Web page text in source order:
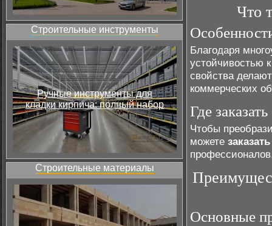
Строительные инструменты
Ручные инструменты для
кладки кирпича: полный набор
Строительные материалы
Что
Благодаря
устойчивостью
свойства
коммерческих
Где
Чтобы
можете
Основные